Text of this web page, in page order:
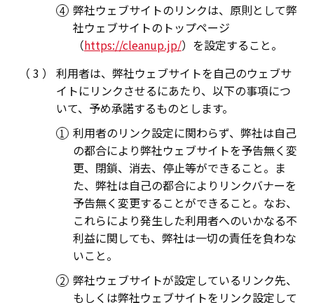
弊社ウェブサイトのリンクは、原則として弊
社ウェブサイトのトップページ
（https://cleanup.jp/）を設定すること。
利用者は、弊社ウェブサイトを自己のウェブサ
イトにリンクさせるにあたり、以下の事項につ
いて、予め承諾するものとします。
利用者のリンク設定に関わらず、弊社は自己
の都合により弊社ウェブサイトを予告無く変
更、閉鎖、消去、停止等ができること。ま
た、弊社は自己の都合によりリンクバナーを
予告無く変更することができること。なお、
これらにより発生した利用者へのいかなる不
利益に関しても、弊社は一切の責任を負わな
いこと。
弊社ウェブサイトが設定しているリンク先、
もしくは弊社ウェブサイトをリンク設定して